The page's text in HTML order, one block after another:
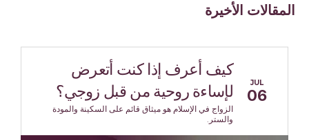
المقالات الأخيرة
06
كيف أعرف إذا كنت أتعرض
لإساءة روحية من قبل زوجي؟
الزواج في الإسلام هو ميثاق قائم على السكينة والمودة
والستر.